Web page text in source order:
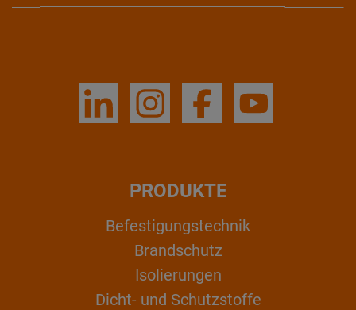
PRODUKTE
Befestigungstechnik
Brandschutz
Isolierungen
Dicht- und Schutzstoffe